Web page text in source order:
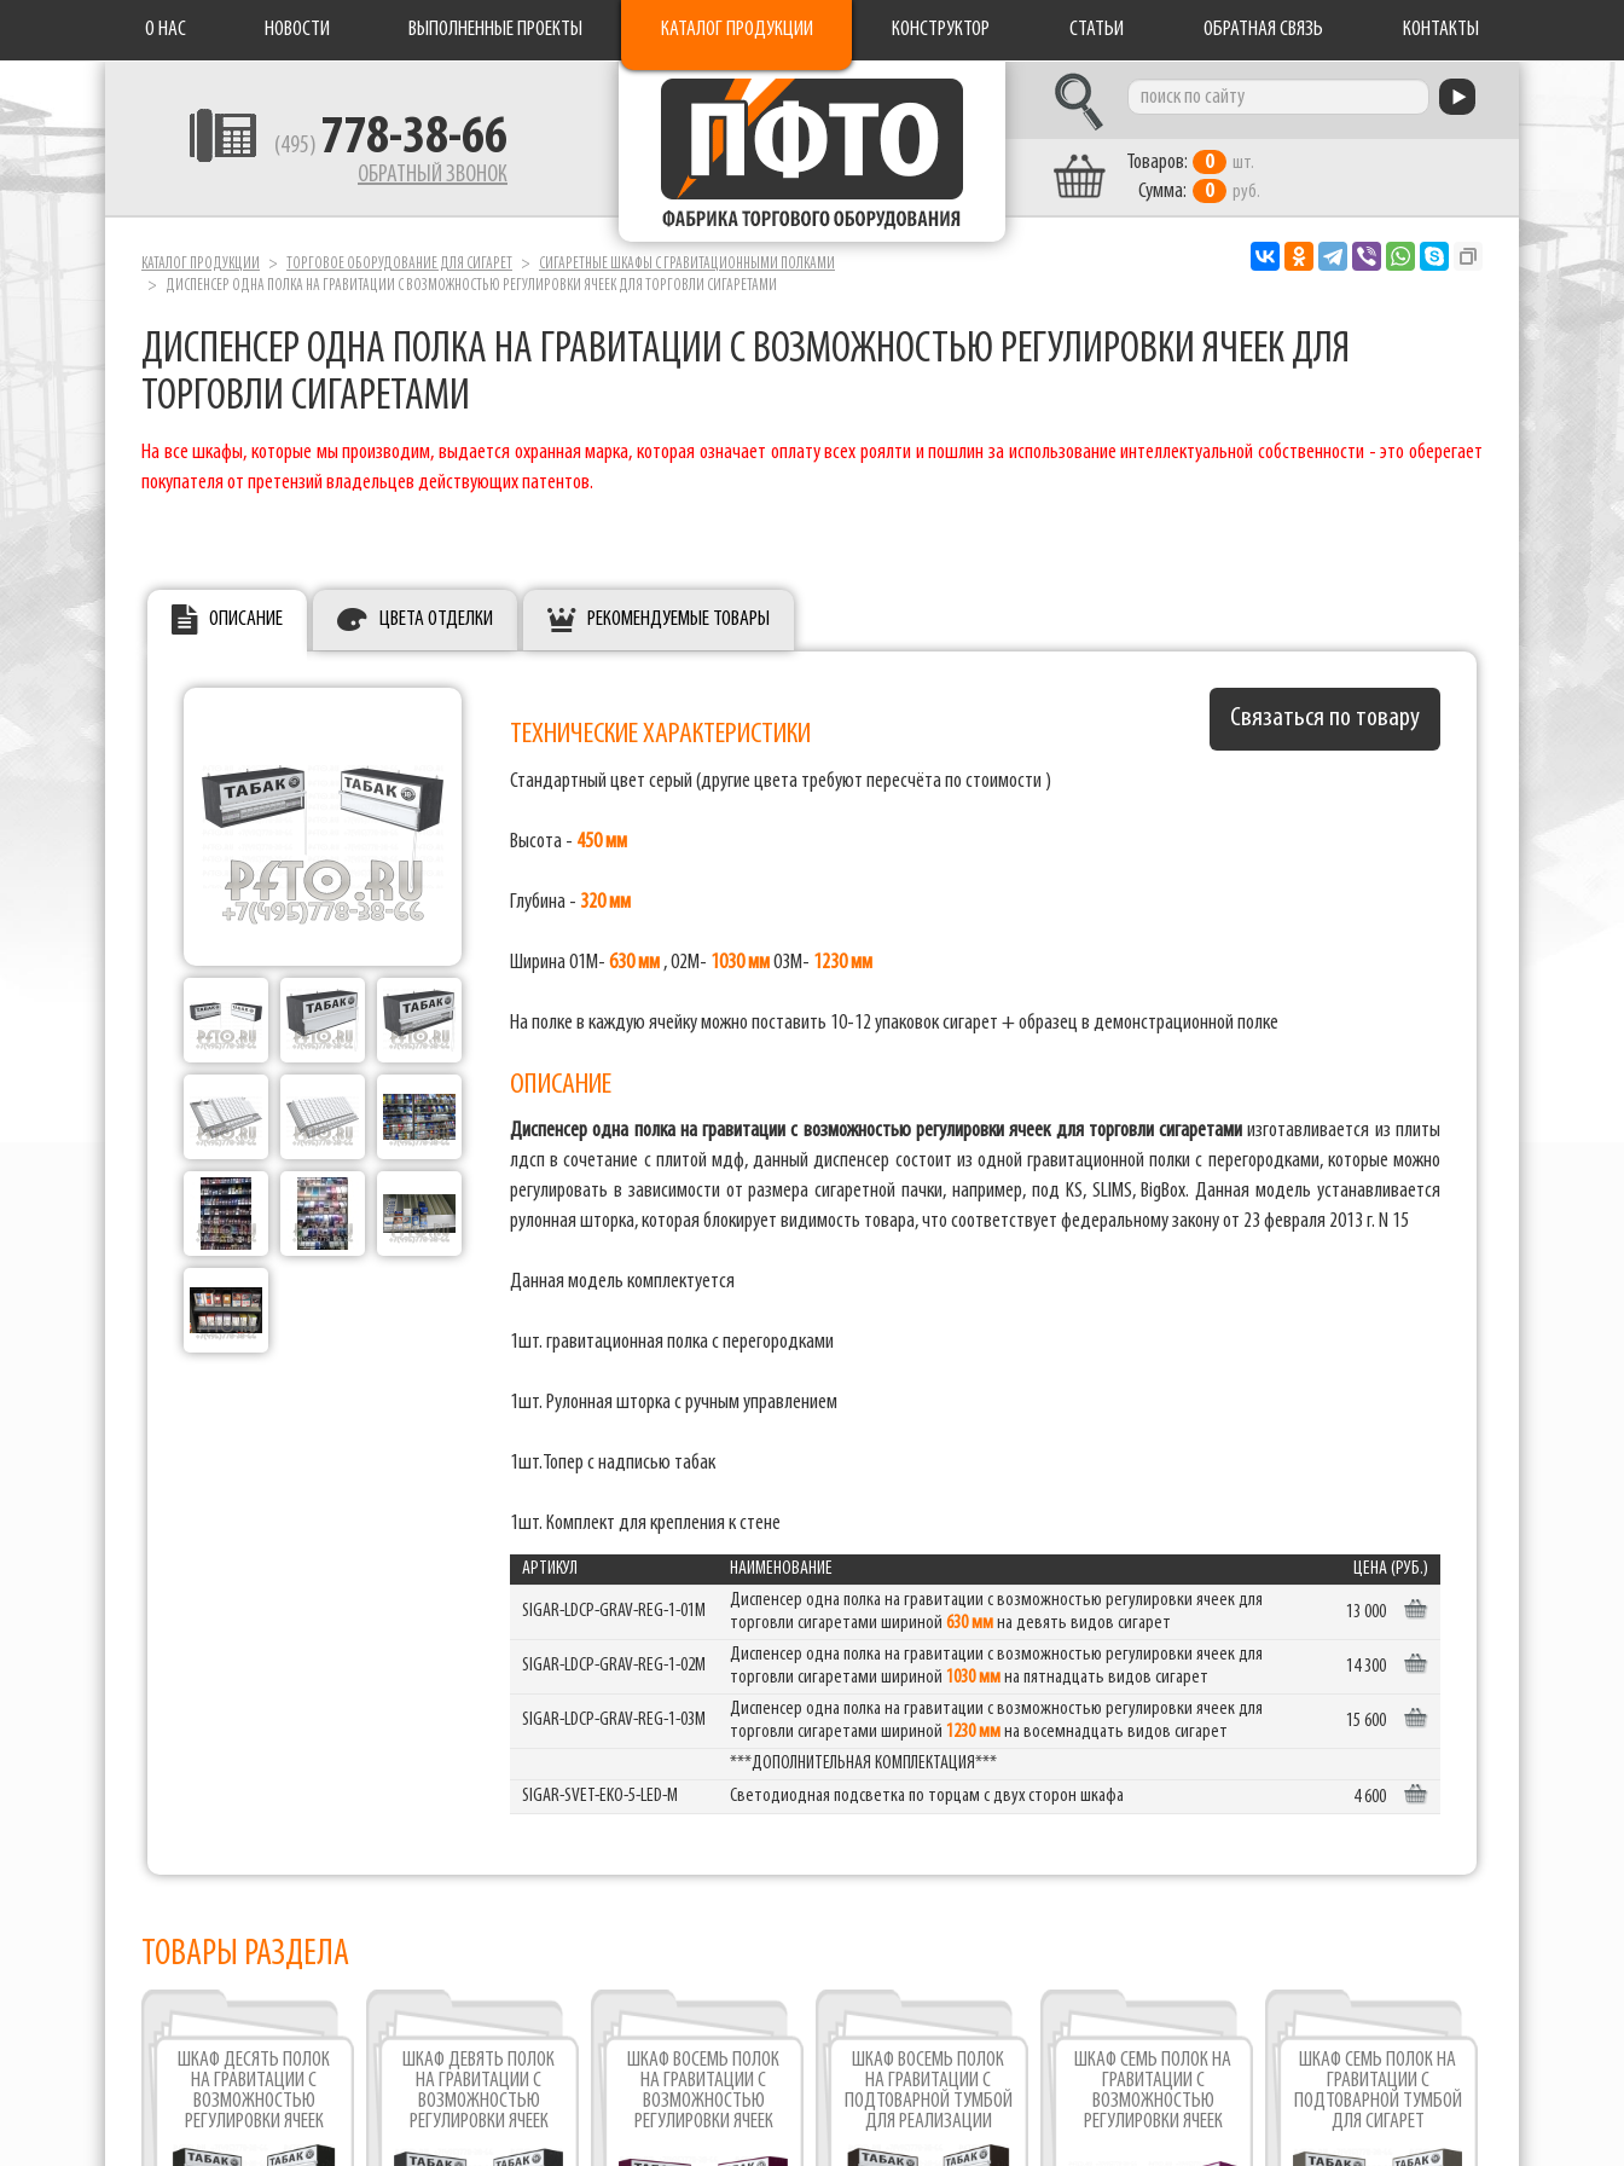
О НАС НОВОСТИ ВЫПОЛНЕННЫЕ ПРОЕКТЫ КАТАЛОГ ПРОДУКЦИИ КОНСТРУКТОР СТАТЬИ ОБРАТНАЯ СВЯЗЬ КОНТАКТЫ
(495) 778-38-66
ОБРАТНЫЙ ЗВОНОК
Фабрика торгового оборудования
Товаров: 0 шт.
Сумма: 0 руб.
КАТАЛОГ ПРОДУКЦИИ ТОРГОВОЕ ОБОРУДОВАНИЕ ДЛЯ СИГАРЕТ
СИГАРЕТНЫЕ ШКАФЫ C ГРАВИТАЦИОННЫМИ ПОЛКАМИ
ДИСПЕНСЕР ОДНА ПОЛКА НА ГРАВИТАЦИИ С ВОЗМОЖНОСТЬЮ РЕГУЛИРОВКИ ЯЧЕЕК ДЛЯ ТОРГОВЛИ СИГАРЕТАМИ
ДИСПЕНСЕР ОДНА ПОЛКА НА ГРАВИТАЦИИ С ВОЗМОЖНОСТЬЮ РЕГУЛИРОВКИ ЯЧЕЕК ДЛЯ
ТОРГОВЛИ СИГАРЕТАМИ
На все шкафы, которые мы производим, выдается охранная марка, которая означает оплату всех роялти и пошлин за использование интеллектуальной собственности - это оберегает
покупателя от претензий владельцев действующих патентов.
ОПИСАНИЕ ЦВЕТА ОТДЕЛКИ РЕКОМЕНДУЕМЫЕ ТОВАРЫ
Связаться по товару
ТЕХНИЧЕСКИЕ ХАРАКТЕРИСТИКИ
Стандартный цвет серый (другие цвета требуют пересчёта по стоимости )
Высота - 450 мм
Глубина - 320 мм
Ширина 01M- 630 мм , 02M- 1030 мм03M- 1230 мм
На полке в каждую ячейку можно поставить 10-12 упаковок сигарет + образец в демонстрационной полке
ОПИСАНИЕ
Диспенсер одна полка на гравитации с возможностью регулировки ячеек для торговли сигаретами изготавливается из плиты
лдсп в сочетание с плитой мдф, данный диспенсер состоит из одной гравитационной полки с перегородками, которые можно
регулировать в зависимости от размера сигаретной пачки, например, под KS, SLIMS, BigBox. Данная модель устанавливается
рулонная шторка, которая блокирует видимость товара, что соответствует федеральному закону от 23 февраля 2013 г. N 15
Данная модель комплектуется
1шт. гравитационная полка с перегородками
1шт. Рулонная шторка с ручным управлением
1шт.Топер с надписью табак
1шт. Комплект для крепления к стене
АРТИКУЛ НАИМЕНОВАНИЕ ЦЕНА (РУБ.)
SIGAR-LDCP-GRAV-REG-1-01M
Диспенсер одна полка на гравитации с возможностью регулировки ячеек для
торговли сигаретами шириной 630 ммна девять видов сигарет
13 000
SIGAR-LDCP-GRAV-REG-1-02M
Диспенсер одна полка на гравитации с возможностью регулировки ячеек для
торговли сигаретами шириной 1030 ммна пятнадцать видов сигарет
14 300
SIGAR-LDCP-GRAV-REG-1-03M
Диспенсер одна полка на гравитации с возможностью регулировки ячеек для
торговли сигаретами шириной 1230 ммна восемнадцать видов сигарет
15 600
***ДОПОЛНИТЕЛЬНАЯ КОМПЛЕКТАЦИЯ***
SIGAR-SVET-EKO-5-LED-M
Светодиодная подсветка по торцам с двух сторон шкафа 4 600
ТОВАРЫ РАЗДЕЛА
ШКАФ ДЕСЯТЬ ПОЛОК
НА ГРАВИТАЦИИ С
ВОЗМОЖНОСТЬЮ
РЕГУЛИРОВКИ ЯЧЕЕК
ДЛЯ ТАБАЧНЫХ
ШКАФ ДЕВЯТЬ ПОЛОК
НА ГРАВИТАЦИИ С
ВОЗМОЖНОСТЬЮ
РЕГУЛИРОВКИ ЯЧЕЕК
ШКАФ ВОСЕМЬ ПОЛОК
НА ГРАВИТАЦИИ С
ВОЗМОЖНОСТЬЮ
РЕГУЛИРОВКИ ЯЧЕЕК
ШКАФ ВОСЕМЬ ПОЛОК
НА ГРАВИТАЦИИ С
ПОДТОВАРНОЙ ТУМБОЙ
ДЛЯ РЕАЛИЗАЦИИ
ШКАФ СЕМЬ ПОЛОК НА
ГРАВИТАЦИИ С
ВОЗМОЖНОСТЬЮ
РЕГУЛИРОВКИ ЯЧЕЕК
ШКАФ СЕМЬ ПОЛОК НА
ГРАВИТАЦИИ С
ПОДТОВАРНОЙ ТУМБОЙ
ДЛЯ СИГАРЕТ